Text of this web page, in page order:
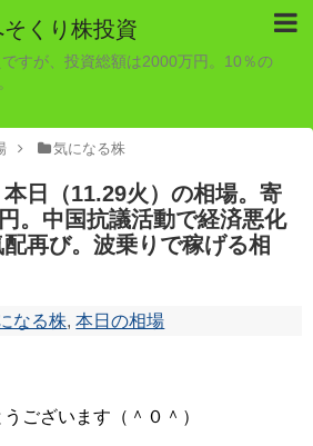
くり株投資
すが、投資総額は2000万円。10％の
気になる株
日（11.29火）の相場。寄
。中国抗議活動で経済悪化
再び。波乗りで稼げる相
なる株,本日の相場
ございます（＾０＾）